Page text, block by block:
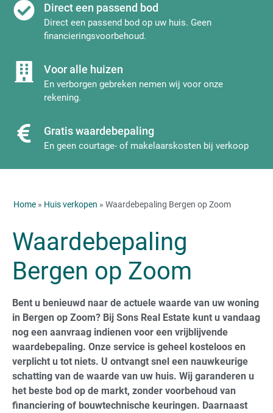
Direct een passend bod
Direct een passend bod op uw huis. Geen
financieringsvoorbehoud.
Voor alle huizen
En verborgen gebreken nemen wij voor onze
rekening.
Gratis waardebepaling
En geen courtage- of makelaarskosten bij verkoop
Home » Huis verkopen » Waardebepaling Bergen op Zoom
Waardebepaling
Bergen op Zoom
Bent u benieuwd naar de actuele waarde van uw woning
in Bergen op Zoom? Bij Sons Real Estate kunt u vandaag
nog een aanvraag indienen voor een vrijblijvende
waardebepaling. Onze service is geheel kosteloos en
verplicht u tot niets. U ontvangt snel een nauwkeurige
schatting van de waarde van uw huis. Wij garanderen u
het beste bod op de markt, zonder voorbehoud van
financiering of bouwtechnische keuringen. Daarnaast